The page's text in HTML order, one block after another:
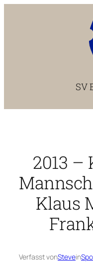
SV
2013 –
Klaus
Verfasst vonStevein